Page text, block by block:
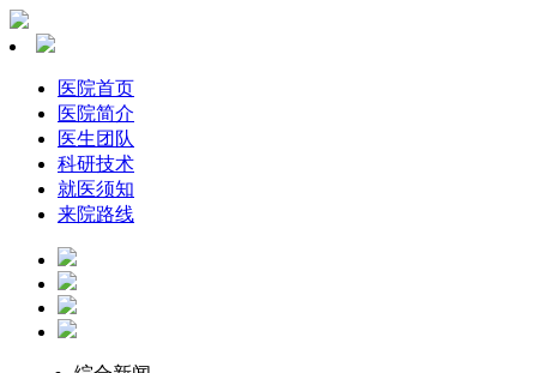
医院首页
医院简介
医生团队
科研技术
就医须知
来院路线